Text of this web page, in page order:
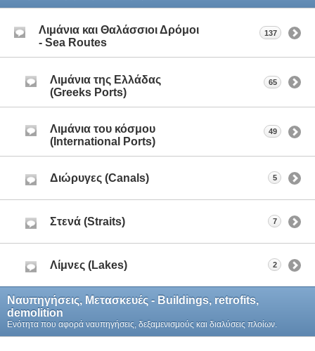
Λιμάνια και Θαλάσσιοι Δρόμοι
- Sea Routes
137
Λιμάνια της Ελλάδας
(Greeks Ports)
65
Λιμάνια του κόσμου
(International Ports)
49
Διώρυγες (Canals) 5
Στενά (Straits) 7
Λίμνες (Lakes) 2
Ναυπηγήσεις, Μετασκευές - Buildings, retrofits,
demolition
Ενότητα που αφορά ναυπηγήσεις, δεξαμενισμούς και διαλύσεις πλοίων.